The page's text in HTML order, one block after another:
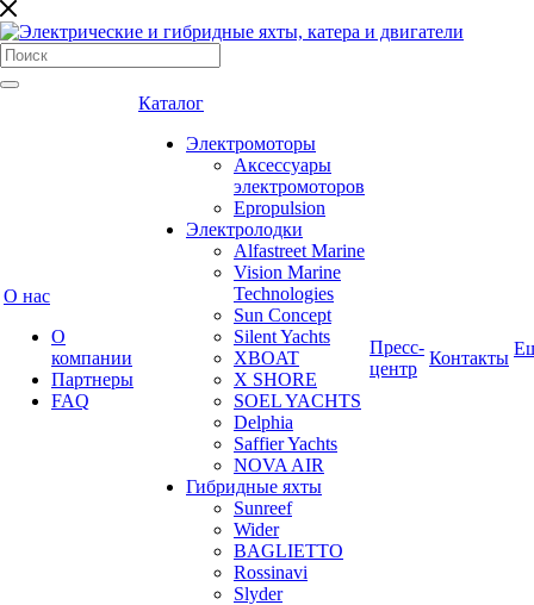
О нас
О
компании
Партнеры
FAQ
Каталог
Электромоторы
Аксессуары
электромоторов
Epropulsion
Электролодки
Alfastreet Marine
Vision Marine
Technologies
Sun Concept
Silent Yachts
XBOAT
X SHORE
SOEL YACHTS
Delphia
Saffier Yachts
NOVA AIR
Гибридные яхты
Sunreef
Wider
BAGLIETTO
Rossinavi
Slyder
Пресс-
центр
Контакты